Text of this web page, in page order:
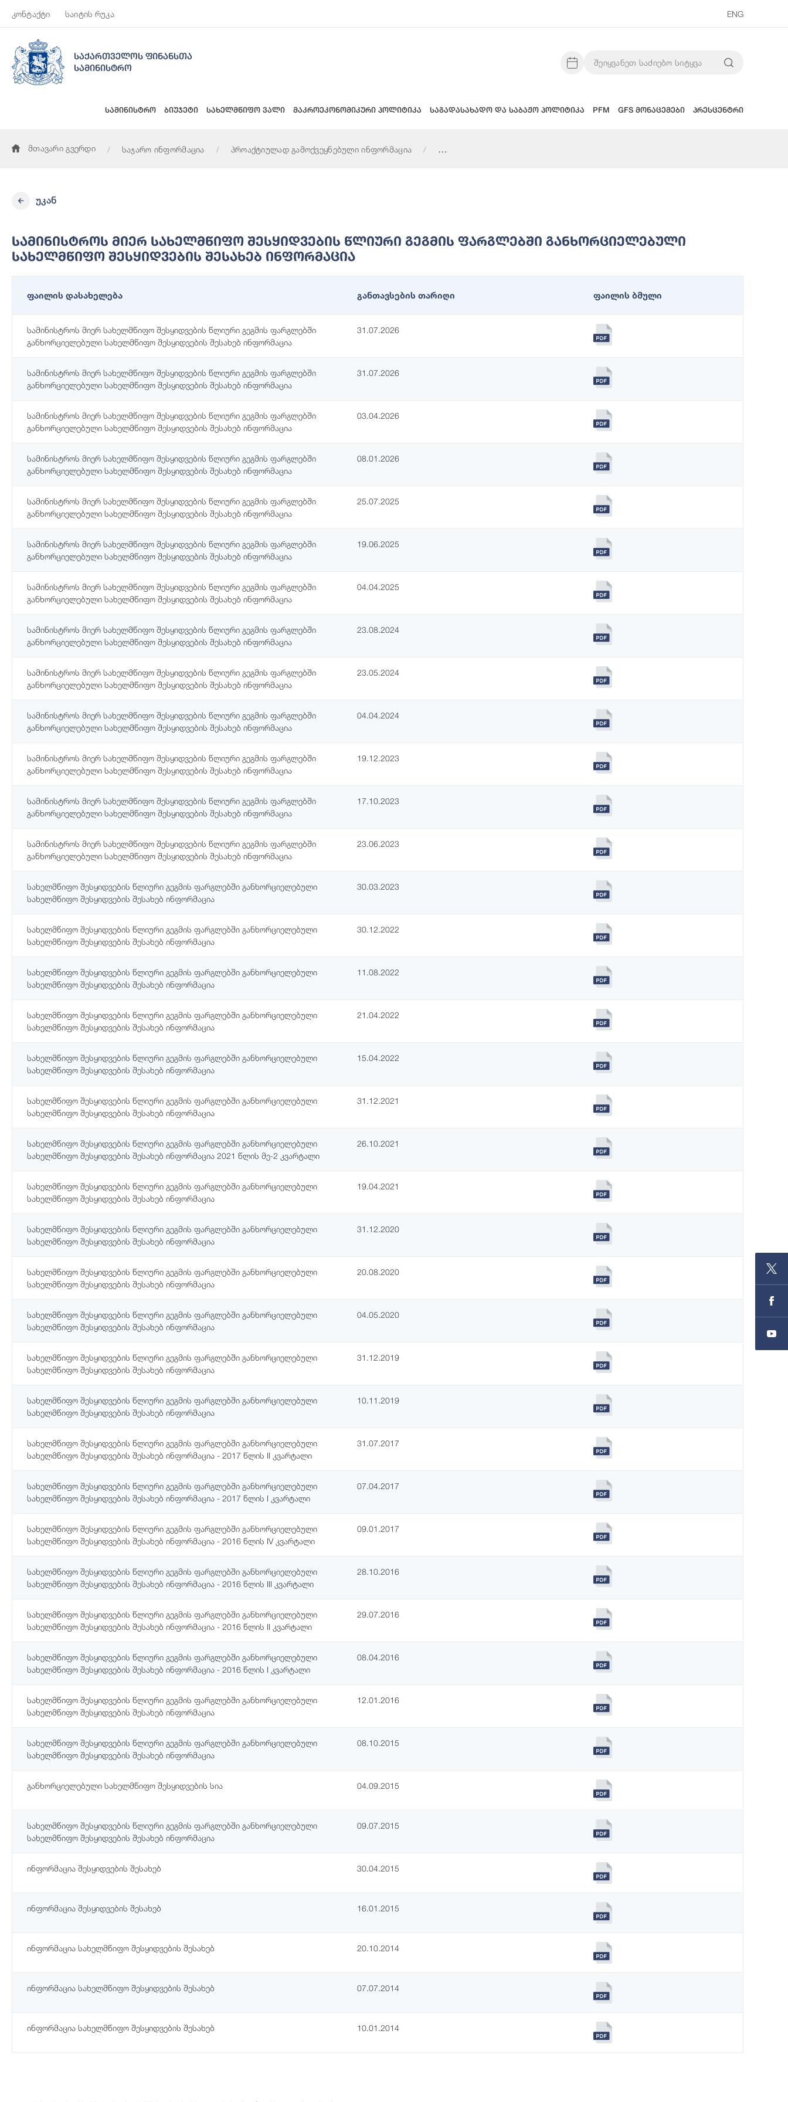
კონტაქტი საიტის რუკა ENG
საქართველოს ფინანსთა
სამინისტრო
სამინისტრო ბიუჯეტი სახელმწიფო ვალი მაკროეკონომიკური პოლიტიკა საგადასახადო და საბაჟო პოლიტიკა PFM GFS მონაცემები პრესცენტრი
მთავარი გვერდი საჯარო ინფორმაცია
პროაქტიულად გამოქვეყნებული ინფორმაცია
უკან
Სამინისტროს Მიერ Სახელმწიფო Შესყიდვების Წლიური Გეგმის Ფარგლებში Განხორციელებული
Სახელმწიფო Შესყიდვების Შესახებ Ინფორმაცია
ფაილის დასახელება განთავსების თარიღი ფაილის ბმული
სამინისტროს მიერ სახელმწიფო შესყიდვების წლიური გეგმის ფარგლებში
განხორციელებული სახელმწიფო შესყიდვების შესახებ ინფორმაცია
31.07.2026
სამინისტროს მიერ სახელმწიფო შესყიდვების წლიური გეგმის ფარგლებში
განხორციელებული სახელმწიფო შესყიდვების შესახებ ინფორმაცია
31.07.2026
სამინისტროს მიერ სახელმწიფო შესყიდვების წლიური გეგმის ფარგლებში
განხორციელებული სახელმწიფო შესყიდვების შესახებ ინფორმაცია
03.04.2026
სამინისტროს მიერ სახელმწიფო შესყიდვების წლიური გეგმის ფარგლებში
განხორციელებული სახელმწიფო შესყიდვების შესახებ ინფორმაცია
08.01.2026
სამინისტროს მიერ სახელმწიფო შესყიდვების წლიური გეგმის ფარგლებში
განხორციელებული სახელმწიფო შესყიდვების შესახებ ინფორმაცია
25.07.2025
სამინისტროს მიერ სახელმწიფო შესყიდვების წლიური გეგმის ფარგლებში
განხორციელებული სახელმწიფო შესყიდვების შესახებ ინფორმაცია
19.06.2025
სამინისტროს მიერ სახელმწიფო შესყიდვების წლიური გეგმის ფარგლებში
განხორციელებული სახელმწიფო შესყიდვების შესახებ ინფორმაცია
04.04.2025
სამინისტროს მიერ სახელმწიფო შესყიდვების წლიური გეგმის ფარგლებში
განხორციელებული სახელმწიფო შესყიდვების შესახებ ინფორმაცია
23.08.2024
სამინისტროს მიერ სახელმწიფო შესყიდვების წლიური გეგმის ფარგლებში
განხორციელებული სახელმწიფო შესყიდვების შესახებ ინფორმაცია
23.05.2024
სამინისტროს მიერ სახელმწიფო შესყიდვების წლიური გეგმის ფარგლებში
განხორციელებული სახელმწიფო შესყიდვების შესახებ ინფორმაცია
04.04.2024
სამინისტროს მიერ სახელმწიფო შესყიდვების წლიური გეგმის ფარგლებში
განხორციელებული სახელმწიფო შესყიდვების შესახებ ინფორმაცია
19.12.2023
სამინისტროს მიერ სახელმწიფო შესყიდვების წლიური გეგმის ფარგლებში
განხორციელებული სახელმწიფო შესყიდვების შესახებ ინფორმაცია
17.10.2023
სამინისტროს მიერ სახელმწიფო შესყიდვების წლიური გეგმის ფარგლებში
განხორციელებული სახელმწიფო შესყიდვების შესახებ ინფორმაცია
23.06.2023
სახელმწიფო შესყიდვების წლიური გეგმის ფარგლებში განხორციელებული
სახელმწიფო შესყიდვების შესახებ ინფორმაცია
30.03.2023
სახელმწიფო შესყიდვების წლიური გეგმის ფარგლებში განხორციელებული
სახელმწიფო შესყიდვების შესახებ ინფორმაცია
30.12.2022
სახელმწიფო შესყიდვების წლიური გეგმის ფარგლებში განხორციელებული
სახელმწიფო შესყიდვების შესახებ ინფორმაცია
11.08.2022
სახელმწიფო შესყიდვების წლიური გეგმის ფარგლებში განხორციელებული
სახელმწიფო შესყიდვების შესახებ ინფორმაცია
21.04.2022
სახელმწიფო შესყიდვების წლიური გეგმის ფარგლებში განხორციელებული
სახელმწიფო შესყიდვების შესახებ ინფორმაცია
15.04.2022
სახელმწიფო შესყიდვების წლიური გეგმის ფარგლებში განხორციელებული
სახელმწიფო შესყიდვების შესახებ ინფორმაცია
31.12.2021
სახელმწიფო შესყიდვების წლიური გეგმის ფარგლებში განხორციელებული
სახელმწიფო შესყიდვების შესახებ ინფორმაცია 2021 წლის მე-2 კვარტალი
26.10.2021
სახელმწიფო შესყიდვების წლიური გეგმის ფარგლებში განხორციელებული
სახელმწიფო შესყიდვების შესახებ ინფორმაცია
19.04.2021
სახელმწიფო შესყიდვების წლიური გეგმის ფარგლებში განხორციელებული
სახელმწიფო შესყიდვების შესახებ ინფორმაცია
31.12.2020
სახელმწიფო შესყიდვების წლიური გეგმის ფარგლებში განხორციელებული
სახელმწიფო შესყიდვების შესახებ ინფორმაცია
20.08.2020
სახელმწიფო შესყიდვების წლიური გეგმის ფარგლებში განხორციელებული
სახელმწიფო შესყიდვების შესახებ ინფორმაცია
04.05.2020
სახელმწიფო შესყიდვების წლიური გეგმის ფარგლებში განხორციელებული
სახელმწიფო შესყიდვების შესახებ ინფორმაცია
31.12.2019
სახელმწიფო შესყიდვების წლიური გეგმის ფარგლებში განხორციელებული
სახელმწიფო შესყიდვების შესახებ ინფორმაცია
10.11.2019
სახელმწიფო შესყიდვების წლიური გეგმის ფარგლებში განხორციელებული
სახელმწიფო შესყიდვების შესახებ ინფორმაცია - 2017 წლის II კვარტალი
31.07.2017
სახელმწიფო შესყიდვების წლიური გეგმის ფარგლებში განხორციელებული
სახელმწიფო შესყიდვების შესახებ ინფორმაცია - 2017 წლის I კვარტალი
07.04.2017
სახელმწიფო შესყიდვების წლიური გეგმის ფარგლებში განხორციელებული
სახელმწიფო შესყიდვების შესახებ ინფორმაცია - 2016 წლის IV კვარტალი
09.01.2017
სახელმწიფო შესყიდვების წლიური გეგმის ფარგლებში განხორციელებული
სახელმწიფო შესყიდვების შესახებ ინფორმაცია - 2016 წლის III კვარტალი
28.10.2016
სახელმწიფო შესყიდვების წლიური გეგმის ფარგლებში განხორციელებული
სახელმწიფო შესყიდვების შესახებ ინფორმაცია - 2016 წლის II კვარტალი
29.07.2016
სახელმწიფო შესყიდვების წლიური გეგმის ფარგლებში განხორციელებული
სახელმწიფო შესყიდვების შესახებ ინფორმაცია - 2016 წლის I კვარტალი
08.04.2016
სახელმწიფო შესყიდვების წლიური გეგმის ფარგლებში განხორციელებული
სახელმწიფო შესყიდვების შესახებ ინფორმაცია
12.01.2016
სახელმწიფო შესყიდვების წლიური გეგმის ფარგლებში განხორციელებული
სახელმწიფო შესყიდვების შესახებ ინფორმაცია
08.10.2015
განხორციელებული სახელმწიფო შესყიდვების სია 04.09.2015
სახელმწიფო შესყიდვების წლიური გეგმის ფარგლებში განხორციელებული
სახელმწიფო შესყიდვების შესახებ ინფორმაცია
09.07.2015
ინფორმაცია შესყიდვების შესახებ 30.04.2015
ინფორმაცია შესყიდვების შესახებ 16.01.2015
ინფორმაცია სახელმწიფო შესყიდვების შესახებ 20.10.2014
ინფორმაცია სახელმწიფო შესყიდვების შესახებ 07.07.2014
ინფორმაცია სახელმწიფო შესყიდვების შესახებ 10.01.2014